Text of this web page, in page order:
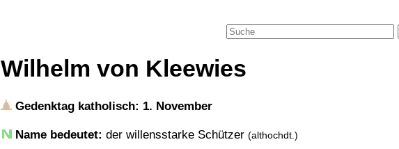
Wilhelm von Kleewies
Gedenktag katholisch: 1. November
Name bedeutet: der willensstarke Schützer (althochdt.)